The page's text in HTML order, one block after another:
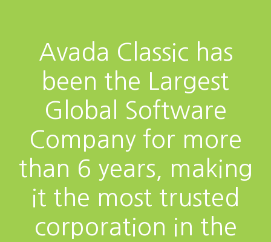
Avada Classic has
been the Largest
Global Software
Company for more
than 6 years, making
it the most trusted
corporation in the